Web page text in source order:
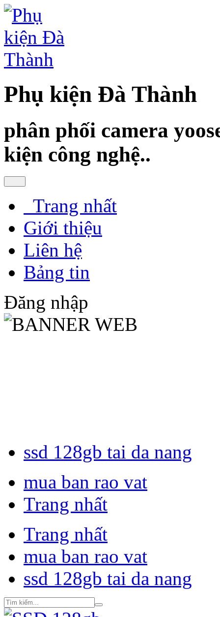
Phụ kiện Đà Thành
phân phối camera
kiện công nghệ..
Trang nhất
Giới thiệu
Liên hệ
Bảng tin
Đăng nhập
ssd 128gb tai da nang
mua ban rao vat
Trang nhất
Trang nhất
mua ban rao vat
ssd 128gb tai da nang